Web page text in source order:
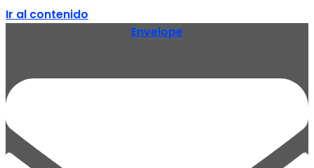
Ir al contenido
Envelope